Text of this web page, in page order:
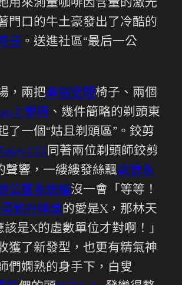
用來測量咖啡因含量的激光
門口的牛土豪發出了冷酷的
桌 。送進社區“最后一公
，兩把幸福空間椅子、兩個
工學椅 、幾件簡略的剃頭東
了一個“姑且剃頭區”。鉸剪
同著兩位剃頭師鉸剪
聲響，一縷縷發絲飄歐德系
公室系統櫃沒一會「等等！
動升降桌的愛是X，那林天
是X的虛數單位才對啊！」
獲了新發型，也更有精氣神
們嫻熟的身手下，白叟